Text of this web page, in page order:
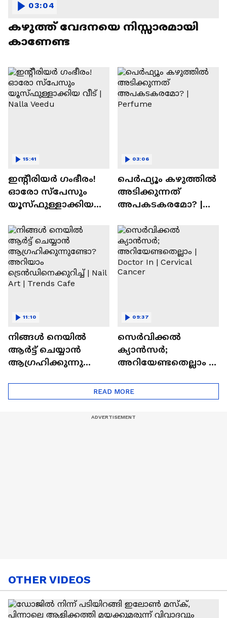
കഴുത്ത് വേദനയെ നിസ്സാരമായി
കാണേണ്ട
03:04
ഇന്റീരിയർ ഗംഭീരം!
ഓരോ സ്‌പേസും
യൂസ്ഫുള്ളാക്കിയ
15:41
പെർഫ്യൂം കഴുത്തിൽ
അടിക്കുന്നത്
അപകടകരമോ? |
03:06
നിങ്ങൾ നെയിൽ
ആർട്ട് ചെയ്യാൻ
ആഗ്രഹിക്കുന്നുണ്ടോ
ട്രെൻഡിനെക്കുറിച്ച് |
Nail Art | Trends Cafe
11:10
സെർവിക്കൽ
ക്യാൻസർ;
അറിയേണ്ടതെല്ലാം |
Cancer
09:37
READ MORE
OTHER VIDEOS